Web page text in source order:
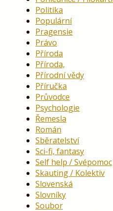
Politika
Populární
Pragensie
Právo
Příroda
Příroda,
Přírodní vědy
Příručka
Průvodce
Psychologie
Řemesla
Román
Sběratelství
Sci-fi, fantasy
Self help / Svépomoc
Skauting / Kolektiv
Slovenská
Slovníky
Soubor